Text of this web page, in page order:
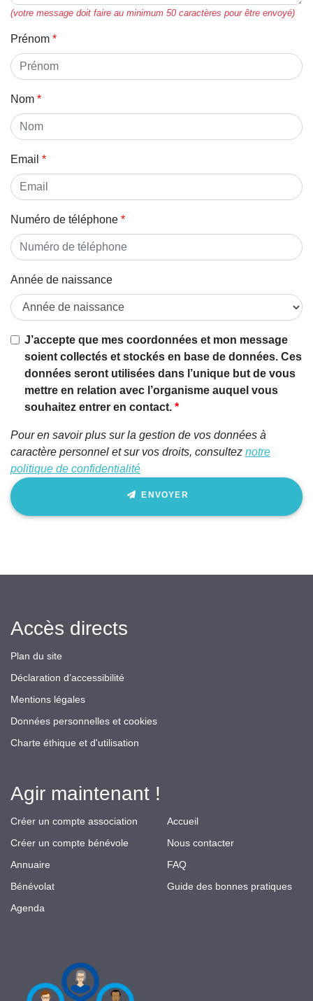
(votre message doit faire au minimum 50 caractères pour être envoyé)
Prénom
Nom
Email
Numéro de téléphone
Année de naissance
J’accepte que mes coordonnées et mon message
soient collectés et stockés en base de données. Ces
données seront utilisées dans l’unique but de vous
mettre en relation avec l’organisme auquel vous
souhaitez entrer en contact.
Pour en savoir plus sur la gestion de vos données à
caractère personnel et sur vos droits, consultez notre
politique de confidentialité
ENVOYER
Accès directs
Plan du site
Déclaration d’accessibilité
Mentions légales
Données personnelles et cookies
Charte éthique et d'utilisation
Agir maintenant !
Créer un compte association
Créer un compte bénévole
Annuaire
Bénévolat
Agenda
Accueil
Nous contacter
FAQ
Guide des bonnes pratiques